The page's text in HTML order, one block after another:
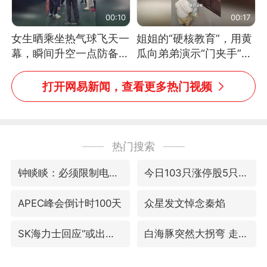
00:10
女生晒乘坐热气球飞天一
幕，瞬间升空一点防备都
没有
00:17
姐姐的“硬核教育”，用黄
瓜向弟弟演示“门夹手”，
网友：果然言传不如身
教！
打开网易新闻，查看更多热门视频
热门搜索
钟睒睒：必须限制电商平台权力 今日103只涨停股5只跌停股
APEC峰会倒计时100天 众星发文悼念秦焰
SK海力士回应“或出售重庆工厂”传闻 白海豚突然大拐弯 走出罕见路线